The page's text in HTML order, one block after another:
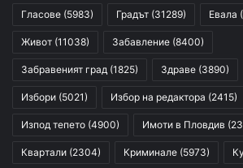
Гласове (5983) Градът (31289) Евала
Живот (11038) Забавление (8400)
Забравеният град (1825) Здраве (3890)
Избори (5021) Избор на редактора (2415)
Изпод тепето (4900) Имоти в Пловдив
Квартали (2304) Криминале (5973)